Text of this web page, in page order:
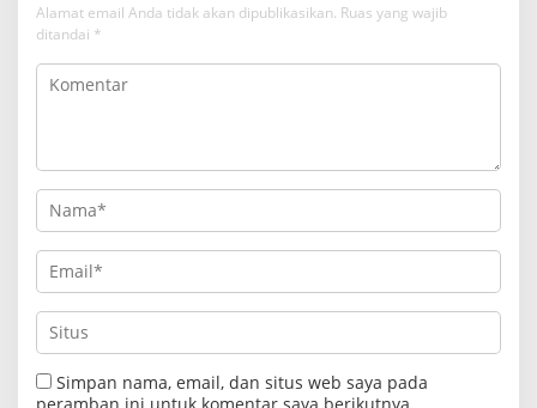
Alamat email Anda tidak akan dipublikasikan. Ruas yang wajib
ditandai *
Simpan nama, email, dan situs web saya pada